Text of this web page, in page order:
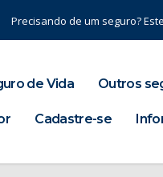
Precisando de um seguro?
de Vida Outros
Cadastre-se